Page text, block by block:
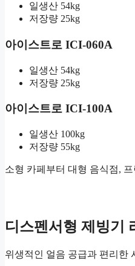
일생산 54kg
저장량 25kg
아이스트로 ICI-060A
일생산 54kg
저장량 25kg
아이스트로 ICI-100A
일생산 100kg
저장량 55kg
소형 카페부터 대형 음식점,
디스펜서형 제빙기
위생적인 얼음 공급과 편리한